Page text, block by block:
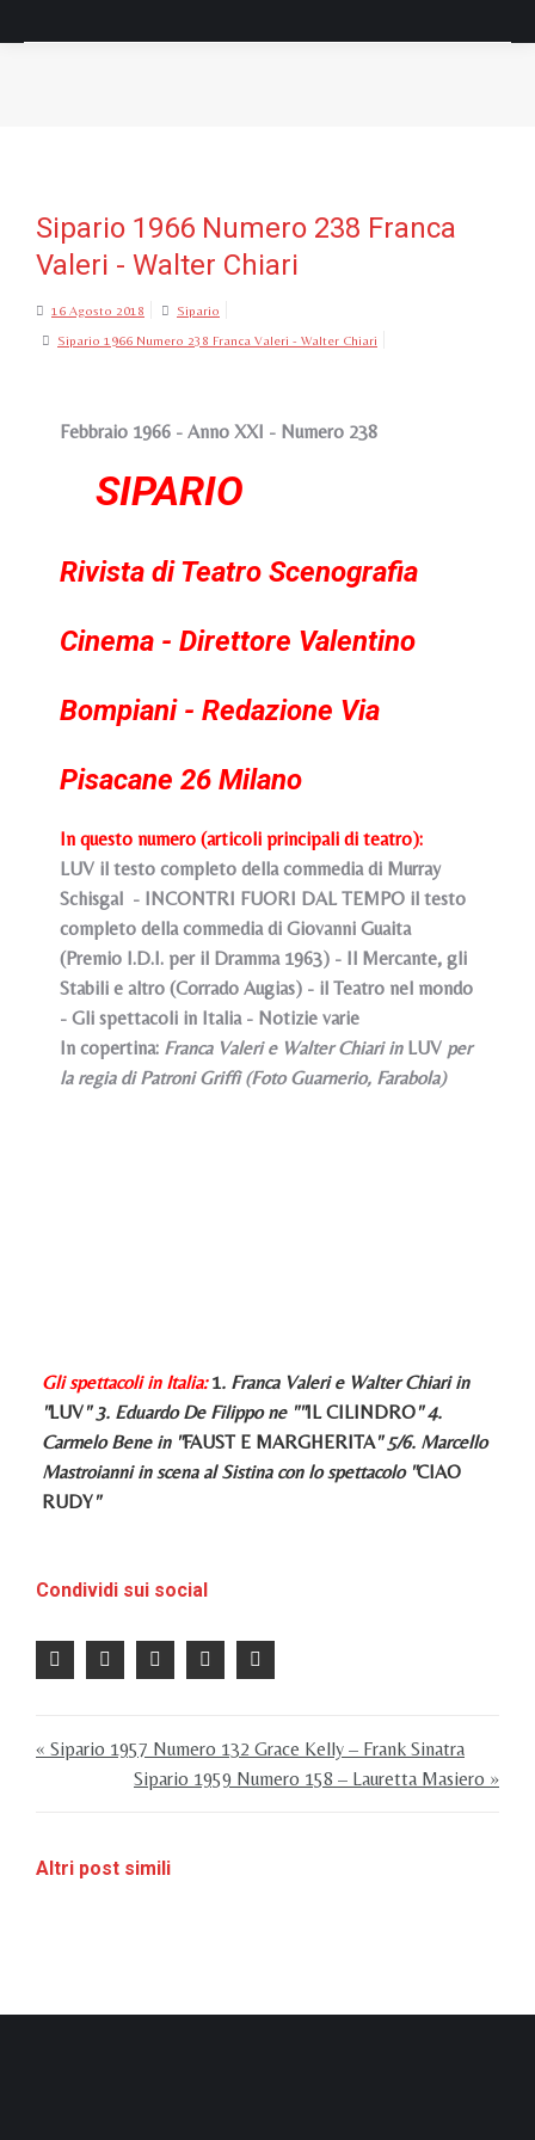
Sipario 1966 Numero 238 Franca
Valeri - Walter Chiari
16 Agosto 2018 Sipario
Sipario 1966 Numero 238 Franca Valeri - Walter Chiari
Febbraio 1966 - Anno XXI - Numero 238
SIPARIO
Rivista di Teatro Scenografia
Cinema - Direttore Valentino
Bompiani - Redazione Via
Pisacane 26 Milano
In questo numero (articoli principali di teatro):
LUV il testo completo della commedia di Murray
Schisgal - INCONTRI FUORI DAL TEMPO il testo
completo della commedia di Giovanni Guaita
(Premio I.D.I. per il Dramma 1963) - Il Mercante, gli
Stabili e altro (Corrado Augias) - il Teatro nel mondo
- Gli spettacoli in Italia - Notizie varie
In copertina: Franca Valeri e Walter Chiari in LUV per
la regia di Patroni Griffi (Foto Guarnerio, Farabola)
Gli spettacoli in Italia:1. Franca Valeri e Walter Chiari in
"LUV" 3. Eduardo De Filippo ne ""IL CILINDRO" 4.
Carmelo Bene in "FAUST E MARGHERITA" 5/6. Marcello
Mastroianni in scena al Sistina con lo spettacolo "CIAO
RUDY"
Condividi sui social
« Sipario 1957 Numero 132 Grace Kelly – Frank Sinatra
Sipario 1959 Numero 158 – Lauretta Masiero »
Altri post simili